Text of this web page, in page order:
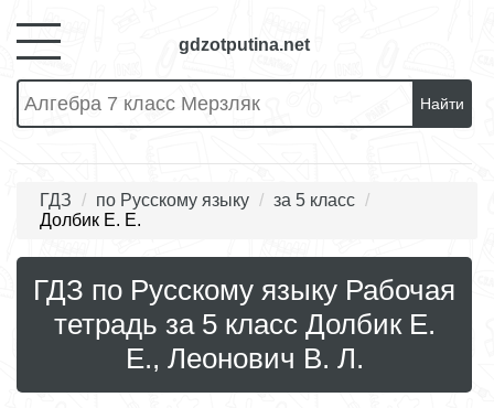
gdzotputina.net
Найти
ГДЗ по Русскому языку
за 5 класс
Долбик Е. Е.
ГДЗ по Русскому языку Рабочая
тетрадь за 5 класс Долбик Е.
Е., Леонович В. Л.